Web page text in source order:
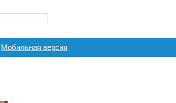
Мобильная версия